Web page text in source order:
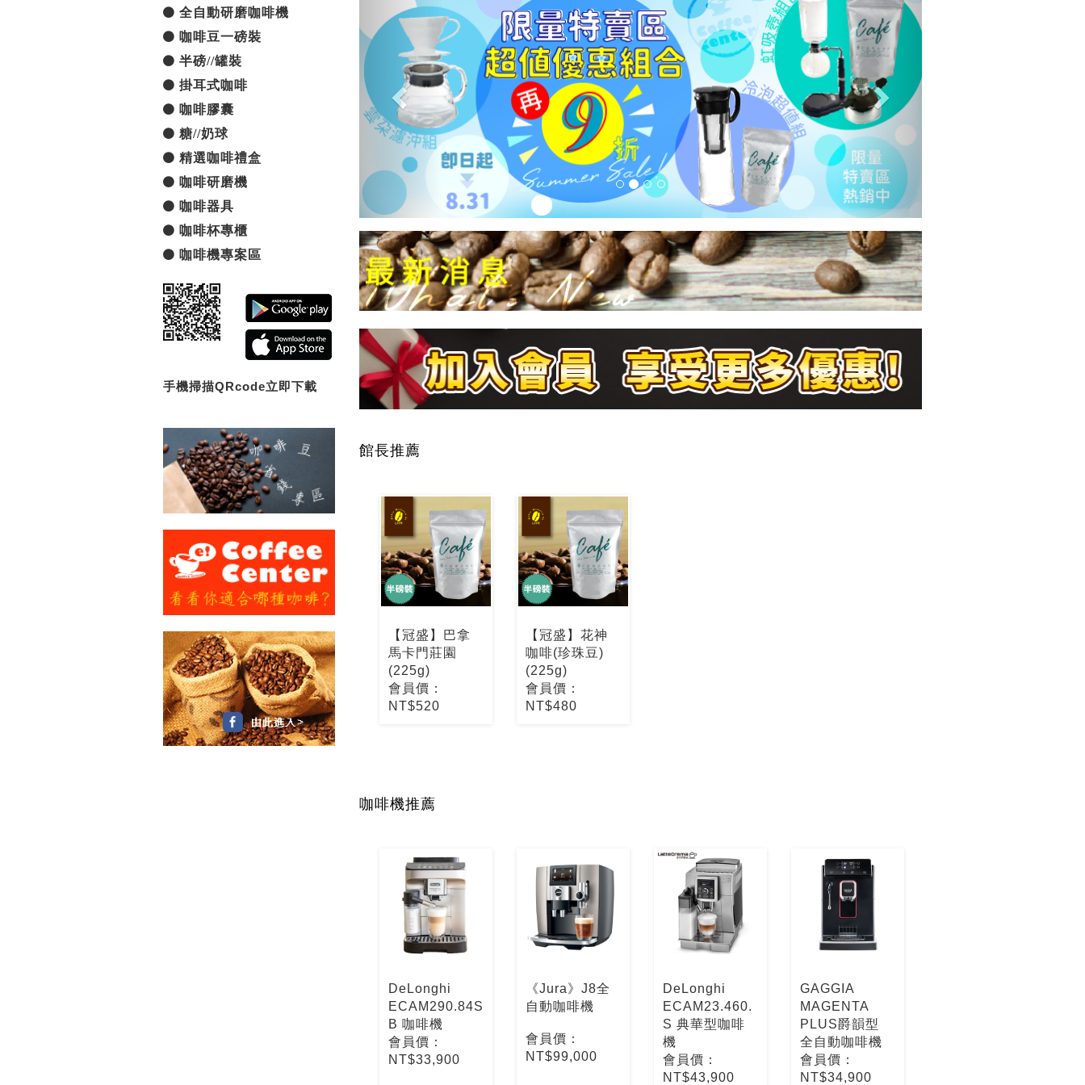
全自動研磨咖啡機
咖啡豆一磅裝
半磅//罐裝
掛耳式咖啡
咖啡膠囊
糖//奶球
精選咖啡禮盒
咖啡研磨機
咖啡器具
咖啡杯專櫃
咖啡機專案區
手機掃描QRcode立即下載
館長推薦
【冠盛】巴拿
馬卡門莊園
(225g)
會員價：
NT$520
【冠盛】花神
咖啡(珍珠豆)
(225g)
會員價：
NT$480
咖啡機推薦
DeLonghi
ECAM290.84S
B 咖啡機
會員價：
NT$33,900
《Jura》J8全
自動咖啡機
會員價：
NT$99,000
DeLonghi
ECAM23.460.
S 典華型咖啡
機
會員價：
NT$43,900
GAGGIA
MAGENTA
PLUS爵韻型
全自動咖啡機
會員價：
NT$34,900